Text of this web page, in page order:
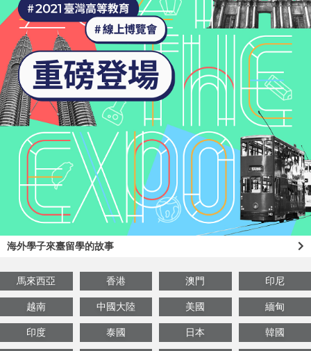
海外學子來臺留學的故事
馬來西亞 香港 澳門 印尼
越南 中國大陸 美國 緬甸
印度 泰國 日本 韓國